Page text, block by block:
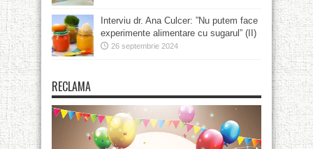
Interviu dr. Ana Culcer: ”Nu putem face
experimente alimentare cu sugarul” (II)
26 septembrie 2024
RECLAMA